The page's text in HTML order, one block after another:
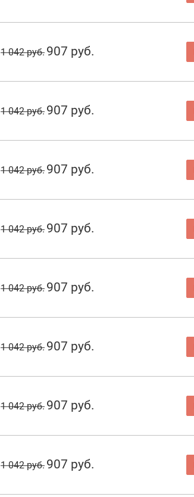
1 042 руб. 907 руб.
1 042 руб. 907 руб.
1 042 руб. 907 руб.
1 042 руб. 907 руб.
1 042 руб. 907 руб.
1 042 руб. 907 руб.
1 042 руб. 907 руб.
1 042 руб. 907 руб.